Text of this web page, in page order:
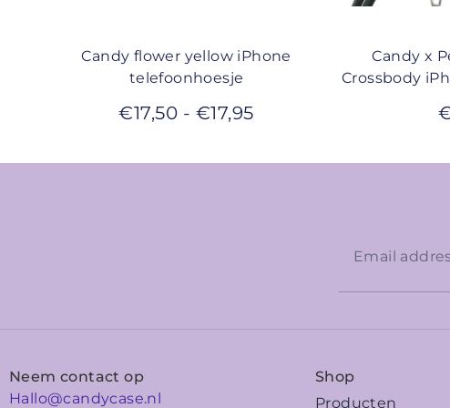
Candy flower yellow iPhone
telefoonhoesje
€17,50 - €17,95
Candy x
Crossbody
Neem contact op
Hallo@candycase.nl
Shop
Producten